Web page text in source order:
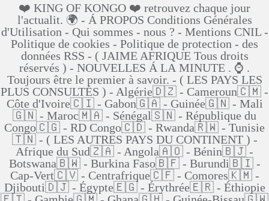
❤️ KING OF KONGO ❤️ retrouvez chaque jour
l'actualit. 🌍 - Á PROPOS Conditions Générales
d'Utilisation - Qui sommes - nous ? - Mentions CNIL -
Politique de cookies - Politique de protection - des
données RSS - ( JAIME AFRIQUE Tous droits
réservés ) - NOUVELLES Á LA MINUTE . ⌚ .
Toujours être le premier à savoir. - ( LES PAYS LES
PLUS CONSULTÉS ) - Algérie🇩🇿 - Cameroun🇨🇲 -
Côte d'Ivoire🇨🇮 - Gabon🇬🇦 - Guinée🇬🇳 - Mali
🇬🇳 - Maroc🇲🇦 - Sénégal🇸🇳 - République du
Congo🇨🇬 - RD Congo🇨🇩 - Rwanda🇷🇼 - Tunisie
🇹🇳 - ( LES AUTRES PAYS DU CONTINENT ) -
Afrique du Sud🇿🇦 - Angola🇦🇴 - Bénin🇧🇯 -
Botswana🇧🇼 - Burkina Faso🇧🇫 - Burundi🇧🇮 -
Cap-Vert🇨🇻 - Centrafrique🇨🇫 - Comores🇰🇲 -
Djibouti🇩🇯 - Égypte🇪🇬 - Érythrée🇪🇷 - Éthiopie